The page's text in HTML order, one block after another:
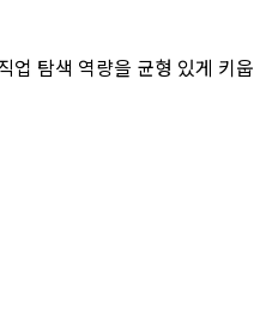
업 탐색 역량을 균형 있게 키웁